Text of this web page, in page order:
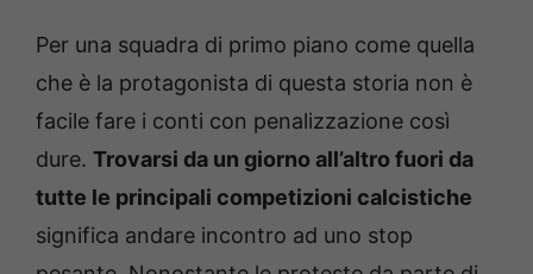
Per una squadra di primo piano come quella
che è la protagonista di questa storia non è
facile fare i conti con penalizzazione così
dure. Trovarsi da un giorno all’altro fuori da
tutte le principali competizioni calcistiche
significa andare incontro ad uno stop